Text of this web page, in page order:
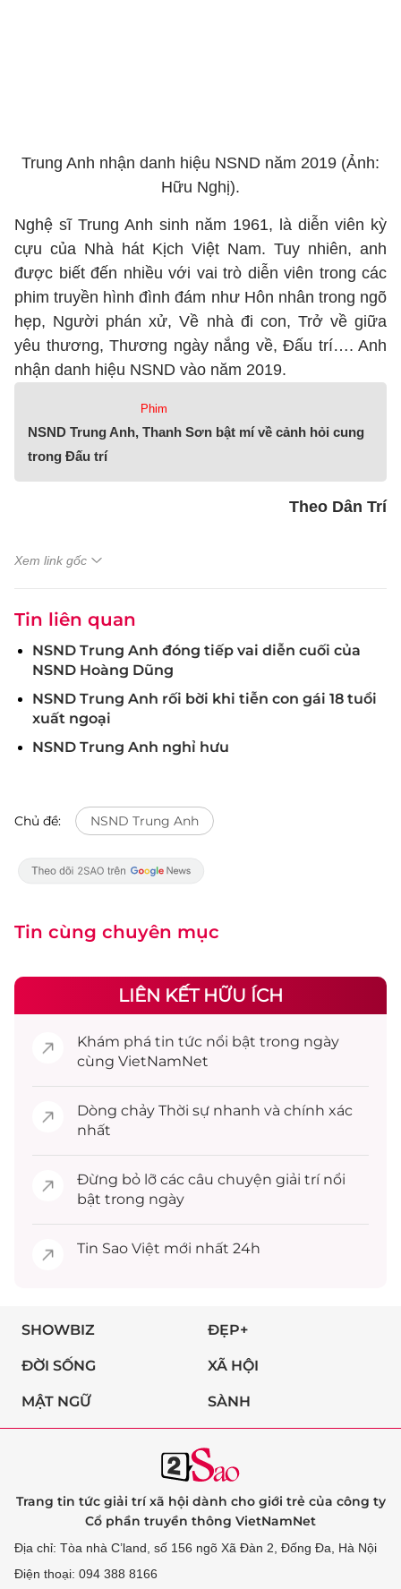
Trung Anh nhận danh hiệu NSND năm 2019 (Ảnh:
Hữu Nghị).
Nghệ sĩ Trung Anh sinh năm 1961, là diễn viên kỳ
cựu của Nhà hát Kịch Việt Nam. Tuy nhiên, anh
được biết đến nhiều với vai trò diễn viên trong các
phim truyền hình đình đám như Hôn nhân trong ngõ
hẹp, Người phán xử, Về nhà đi con, Trở về giữa
yêu thương, Thương ngày nắng về, Đấu trí…. Anh
nhận danh hiệu NSND vào năm 2019.
Phim
NSND Trung Anh, Thanh Sơn bật mí về cảnh hỏi cung
trong Đấu trí
Theo Dân Trí
Xem link gốc
Tin liên quan
NSND Trung Anh đóng tiếp vai diễn cuối của
NSND Hoàng Dũng
NSND Trung Anh rối bời khi tiễn con gái 18 tuổi
xuất ngoại
NSND Trung Anh nghỉ hưu
Chủ đề: NSND Trung Anh
Tin cùng chuyên mục
LIÊN KẾT HỮU ÍCH
Khám phá tin tức nổi bật trong ngày
cùng VietNamNet
Dòng chảy Thời sự nhanh và chính xác
nhất
Đừng bỏ lỡ các câu chuyện giải trínổi
bật trong ngày
Tin Sao Việt mới nhất 24h
SHOWBIZ ĐẸP+
ĐỜI SỐNG XÃ HỘI
MẬT NGỮ SÀNH
Trang tin tức giải trí xã hội dành cho giới trẻ của công ty
Cổ phần truyền thông VietNamNet
Địa chỉ: Tòa nhà C’land, số 156 ngõ Xã Đàn 2, Đống Đa, Hà Nội
Điện thoại: 094 388 8166